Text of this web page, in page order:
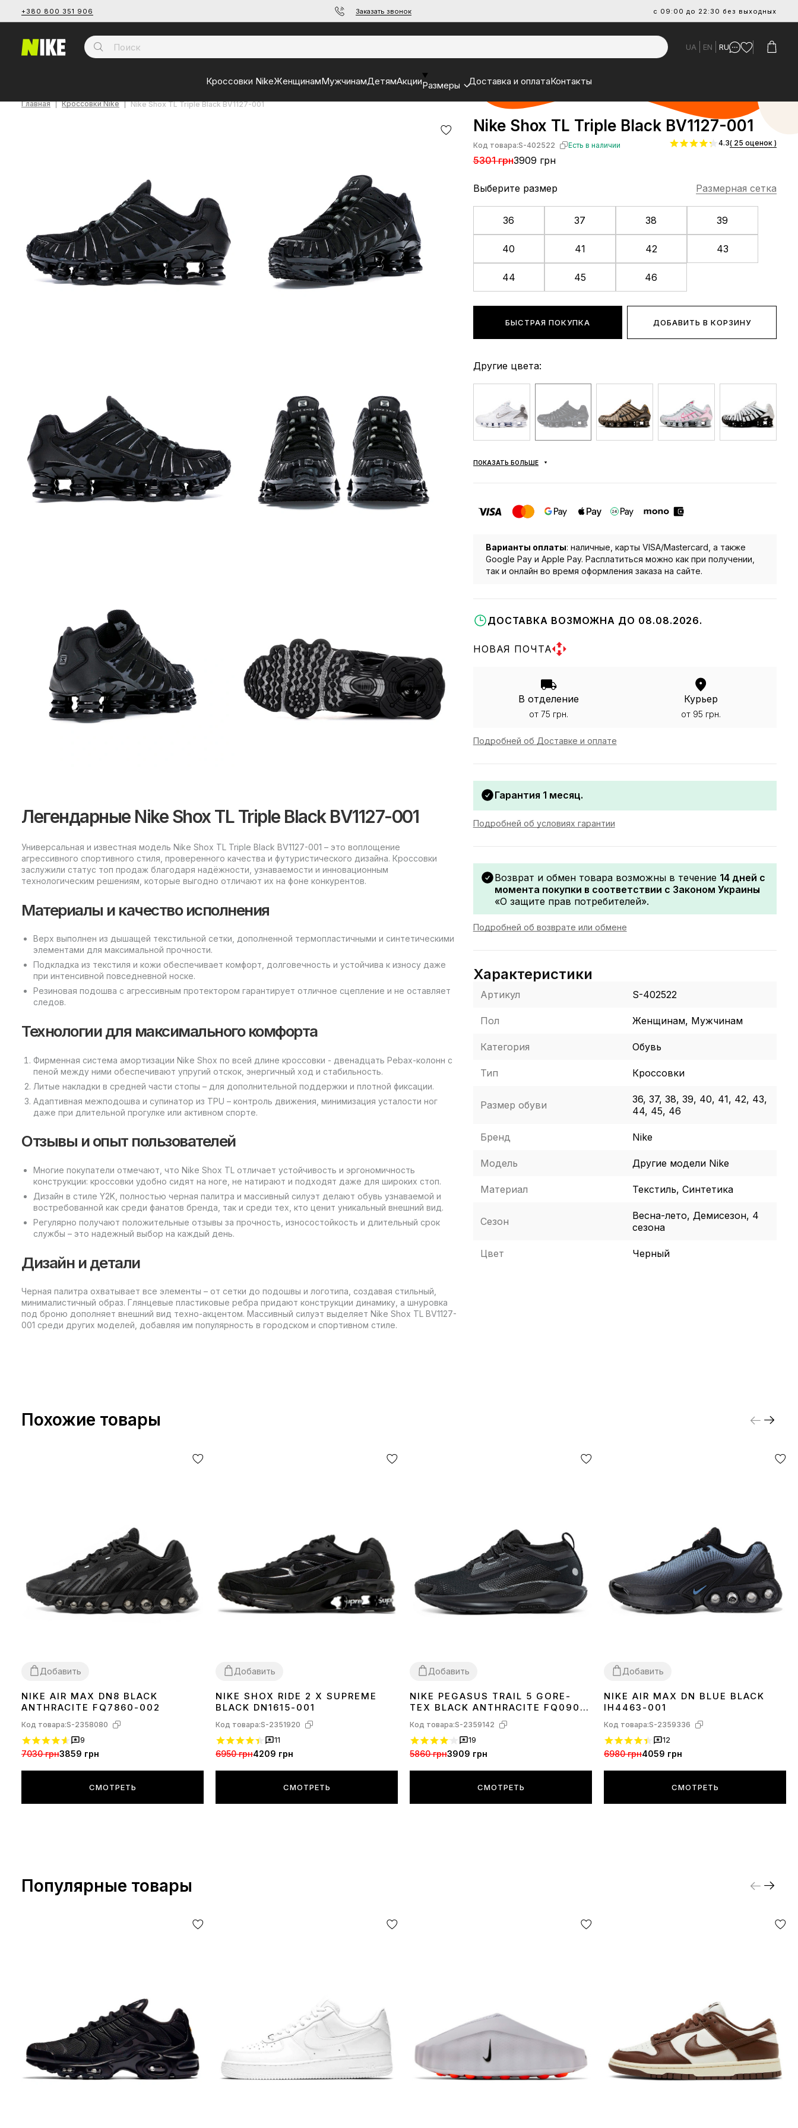
+380 800 351 906 Заказать звонок с 09:00 до 22:30 без выходных
UA EN RU
Кроссовки NikeЖенщинамМужчинамДетямАкцииРазмеры Доставка и оплатаКонтакты
Главная Кроссовки Nike Nike Shox TL Triple Black BV1127-001
Легендарные Nike Shox TL Triple Black BV1127-001
Универсальная и известная модель Nike Shox TL Triple Black BV1127-001 – это воплощение
агрессивного спортивного стиля, проверенного качества и футуристического дизайна. Кроссовки
заслужили статус топ продаж благодаря надёжности, узнаваемости и инновационным
технологическим решениям, которые выгодно отличают их на фоне конкурентов.
Материалы и качество исполнения
Верх выполнен из дышащей текстильной сетки, дополненной термопластичными и синтетическими
элементами для максимальной прочности.
Подкладка из текстиля и кожи обеспечивает комфорт, долговечность и устойчива к износу даже
при интенсивной повседневной носке.
Резиновая подошва с агрессивным протектором гарантирует отличное сцепление и не оставляет
следов.
Технологии для максимального комфорта
Фирменная система амортизации Nike Shox по всей длине кроссовки - двенадцать Pebax-колонн с
пеной между ними обеспечивают упругий отскок, энергичный ход и стабильность.
Литые накладки в средней части стопы – для дополнительной поддержки и плотной фиксации.
Адаптивная межподошва и супинатор из TPU – контроль движения, минимизация усталости ног
даже при длительной прогулке или активном спорте.
Отзывы и опыт пользователей
Многие покупатели отмечают, что Nike Shox TL отличает устойчивость и эргономичность
конструкции: кроссовки удобно сидят на ноге, не натирают и подходят даже для широких стоп.
Дизайн в стиле Y2K, полностью черная палитра и массивный силуэт делают обувь узнаваемой и
востребованной как среди фанатов бренда, так и среди тех, кто ценит уникальный внешний вид.
Регулярно получают положительные отзывы за прочность, износостойкость и длительный срок
службы – это надежный выбор на каждый день.
Дизайн и детали
Черная палитра охватывает все элементы – от сетки до подошвы и логотипа, создавая стильный,
минималистичный образ. Глянцевые пластиковые ребра придают конструкции динамику, а шнуровка
под броню дополняет внешний вид техно-акцентом. Массивный силуэт выделяет Nike Shox TL BV1127-
001 среди других моделей, добавляя им популярность в городском и спортивном стиле.
Nike Shox TL Triple Black BV1127-001
Код товара:S-402522 Есть в наличии
5301 грн3909 грн
4.3( 25 оценок )
Выберите размер Размерная сетка
36 37 38 39
40 41 42 43
44 45 46
БЫСТРАЯ ПОКУПКА ДОБАВИТЬ В КОРЗИНУ
Другие цвета:
ПОКАЗАТЬ БОЛЬШЕ
Варианты оплаты: наличные, карты VISA/Mastercard, а также
Google Pay и Apple Pay. Расплатиться можно как при получении,
так и онлайн во время оформления заказа на сайте.
ДОСТАВКА ВОЗМОЖНА ДО 08.08.2026.
НОВАЯ ПОЧТА
В отделение
от 75 грн.
Курьер
от 95 грн.
Подробней об Доставке и оплате
Гарантия 1 месяц.
Подробней об условиях гарантии
Возврат и обмен товара возможны в течение 14 дней с
момента покупки в соответствии с Законом Украины
«О защите прав потребителей».
Подробней об возврате или обмене
Характеристики
Артикул S-402522
Пол Женщинам, Мужчинам
Категория Обувь
Тип Кроссовки
Размер обуви
36, 37, 38, 39, 40, 41, 42, 43,
44, 45, 46
Бренд Nike
Модель Другие модели Nike
Материал Текстиль, Синтетика
Сезон
Весна-лето, Демисезон, 4
сезона
Цвет Черный
Похожие товары
Добавить
3740 4142 444546
NIKE AIR MAX DN8 BLACK
ANTHRACITE FQ7860-002
Код товара:S-2358080
9
7030 грн3859 грн
СМОТРЕТЬ
Добавить
3637 38 3940 414243 44 45
NIKE SHOX RIDE 2 X SUPREME
BLACK DN1615-001
Код товара:S-2351920
11
6950 грн4209 грн
СМОТРЕТЬ
Добавить
41
NIKE PEGASUS TRAIL 5 GORE-
TEX BLACK ANTHRACITE FQ0908-
Код товара:S-2359142
19
5860 грн3909 грн
СМОТРЕТЬ
Добавить
3637 38 39 404142 434445
NIKE AIR MAX DN BLUE BLACK
IH4463-001
Код товара:S-2359336
12
6980 грн4059 грн
СМОТРЕТЬ
Популярные товары